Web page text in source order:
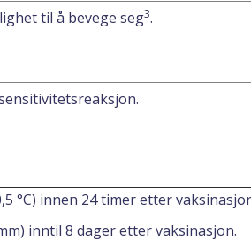
til å bevege seg3.
°C) innen 24 timer etter
inntil 8 dager etter vaksinasjon.